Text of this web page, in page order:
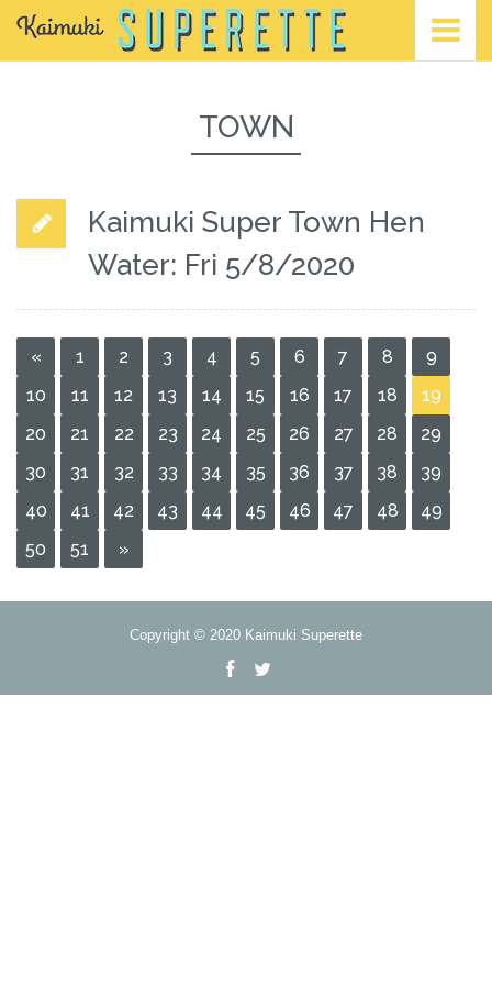
TOWN
Kaimuki Super Town Hen
Water: Fri 5/8/2020
« 1 2 3 4 5 6 7 8
9
10
11 12 13 14 15 16 17 18
19
20
21 22 23 24 25 26 27 28
29
30
31 32 33 34 35 36 37 38
39
40
41 42 43 44 45 46 47 48
49
50
51 »
Copyright © 2020 Kaimuki Superette